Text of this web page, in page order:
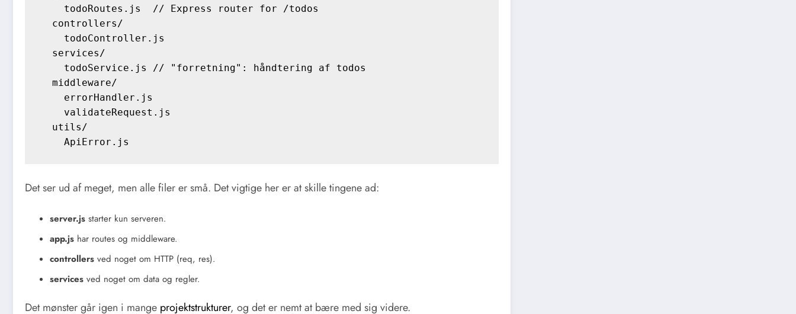
    todoRoutes.js  // Express router for /todos
  controllers/
    todoController.js
  services/
    todoService.js // "forretning": håndtering af todos
  middleware/
    errorHandler.js
    validateRequest.js
  utils/
Det ser ud af meget, men alle filer er små. Det vigtige her er at skille tingene ad:
server.js starter kun serveren.
app.js har routes og middleware.
controllers ved noget om HTTP (req, res).
services ved noget om data og regler.
Det mønster går igen i mange projektstrukturer, og det er nemt at bære med sig videre.